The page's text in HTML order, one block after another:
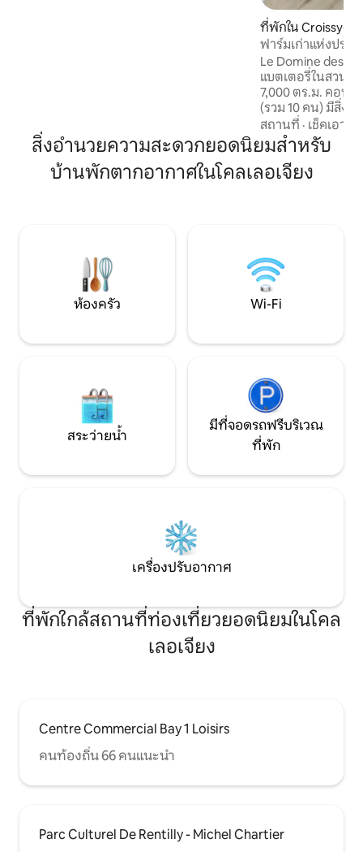
ที่พักใน Croissy-
ฟาร์มเก่าแห่งปรา
คกิง
Le Domine des
แบตเตอรี่ในสวนแ
7,000 ตร.ม. คอทเทจ 4 หลังหลังละ 2 -4 คน
(รวม 10 คน) มีสิ่ง
พรีเมียม สตูดิโอโคโลเนียลแห่งนี้จะให้คุณได้
พักผ่อนอย่างมีคุณ
ไซส์ขนาด
เตียง... ขึ้นอยู่กับคุณ ห้องครัวที่มีอุป
ครบครัน (ตู้เย็น/ไ
สถานที่ · เช็คเอาท์
สิ่งอำนวยความสะดวกยอดนิยมสำหรับ
บ้านพักตากอากาศในโคลเลอเจียง
ห้องครัว Wi-Fi
สระว่ายน้ำ
มีที่จอดรถฟรีบริเวณ
ที่พัก
เครื่องปรับอากาศ
ที่พักใกล้สถานที่ท่องเที่ยวยอดนิยมในโคล
เลอเจียง
Centre Commercial Bay 1 Loisirs
คนท้องถิ่น 66 คนแนะนำ
Parc Culturel De Rentilly - Michel Chartier